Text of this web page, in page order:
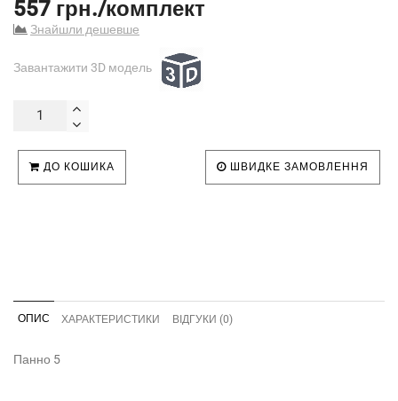
557 грн./комплект
Знайшли дешевше
Завантажити 3D модель
ДО КОШИКА ШВИДКЕ ЗАМОВЛЕННЯ
ОПИС ХАРАКТЕРИСТИКИ ВІДГУКИ (0)
Панно 5